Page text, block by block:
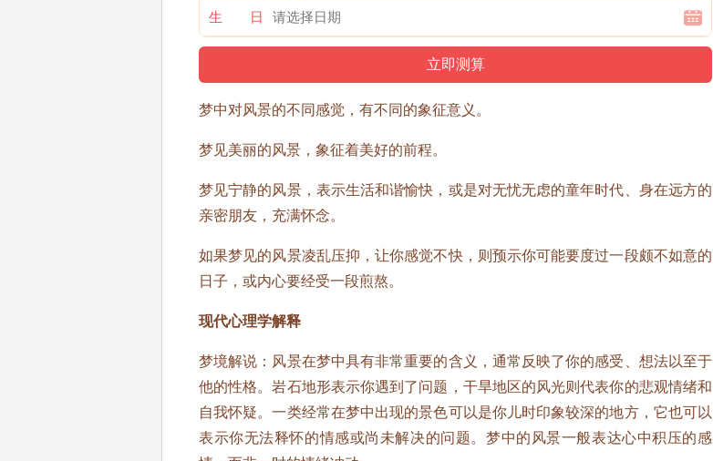
生 日
梦中对风景的不同感觉，有不同的象征意义。
梦见美丽的风景，象征着美好的前程。
梦见宁静的风景，表示生活和谐愉快，或是对无忧无虑的童年时代、身在远方的
亲密朋友，充满怀念。
如果梦见的风景凌乱压抑，让你感觉不快，则预示你可能要度过一段颇不如意的
日子，或内心要经受一段煎熬。
现代心理学解释
梦境解说：风景在梦中具有非常重要的含义，通常反映了你的感受、想法以至于
他的性格。岩石地形表示你遇到了问题，干旱地区的风光则代表你的悲观情绪和
自我怀疑。一类经常在梦中出现的景色可以是你儿时印象较深的地方，它也可以
表示你无法释怀的情感或尚未解决的问题。梦中的风景一般表达心中积压的感